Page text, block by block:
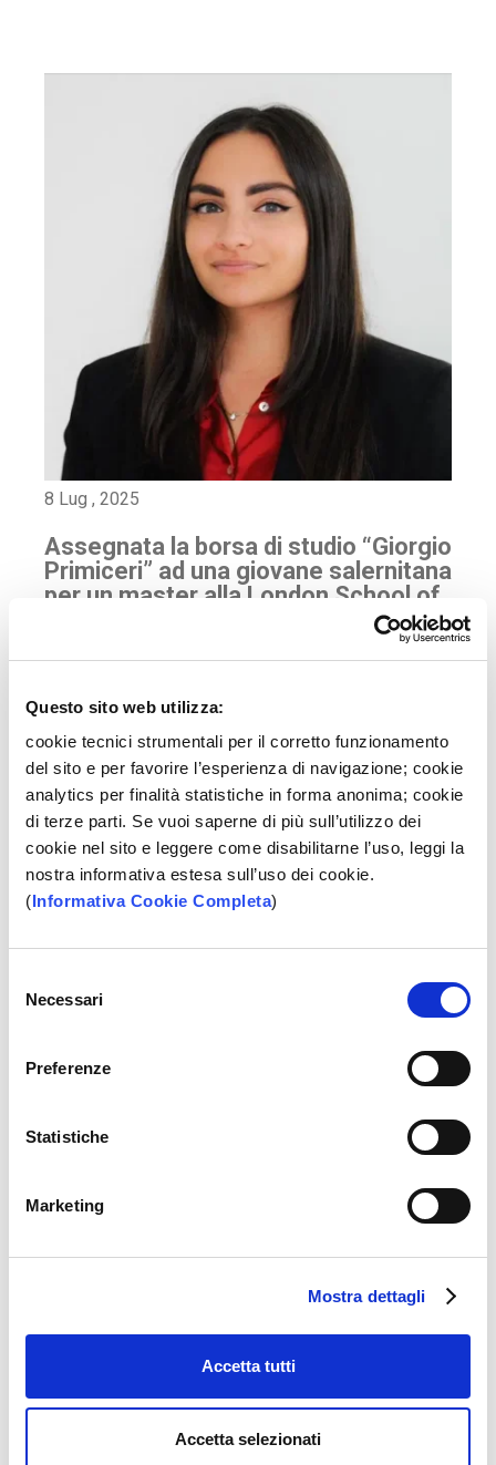
Questo sito web utilizza:
cookie tecnici strumentali per il corretto funzionamento
del sito e per favorire l’esperienza di navigazione; cookie
analytics per finalità statistiche in forma anonima; cookie
di terze parti. Se vuoi saperne di più sull’utilizzo dei
cookie nel sito e leggere come disabilitarne l’uso, leggi la
nostra informativa estesa sull’uso dei cookie.
(Informativa Cookie Completa)
delNecessari
Preferenze
Statistiche
Marketing
Mostra dettagli
Accetta tutti
Accetta selezionati
8 Lug , 2025
Assegnata la borsa di studio “Giorgio
Primiceri” ad una giovane salernitana
per un master alla London School of
La Fondazione “Banca Popolare Pugliese – Giorgio
a Diletta Migliaccio, giovane ricercatrice salernitana
di origine salentina. Con una laurea magistrale con
lode in Economia all’Università di Urbino e
attualmente dottoranda in Economics and
Quantitative Methods presso l’Università di Genova,
Diletta frequenterà il prestigioso Master MSc in […]
Luglio 2026
Marzo 2026
Gennaio 2026
Novembre 2025
Febbraio 2025